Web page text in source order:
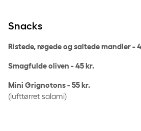
Snacks
Ristede, røgede og saltede mandler -
Smagfulde oliven - 45 kr.
Mini Grignotons - 55 kr.
(lufttørret salami)